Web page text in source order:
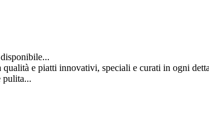
e piatti innovativi, speciali e curati in ogni
pulita...